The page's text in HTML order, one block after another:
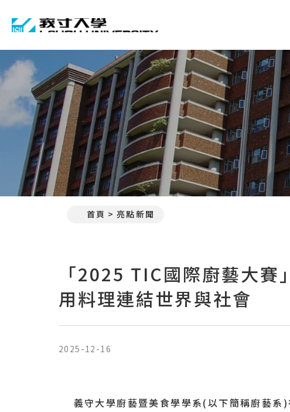
首頁 亮點新聞
「2025 TIC國際廚藝大賽
用料理連結世界與社會
2025-12-16
義守大學廚藝暨美食學學系(以下簡稱廚藝